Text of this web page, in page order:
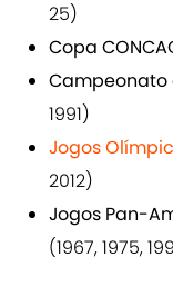
25)
Copa
Campeonato
1991)
Jogos
2012)
Jogos Pan-
(1967, 1975,